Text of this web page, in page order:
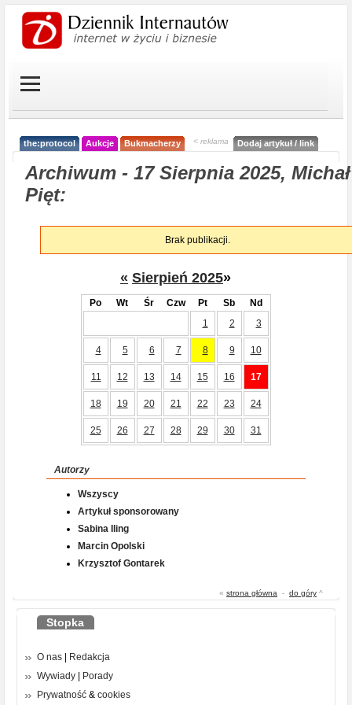
the:protocol Aukcje Bukmacherzy < reklama Dodaj artykuł / link
Archiwum - 17 Sierpnia 2025, Michał
Pięt:
Brak publikacji.
« Sierpień 2025»
Po Wt Śr Czw Pt Sb
Nd
1
2 3
4 5 6 7 8 9 10
11 12 13 14 15 16 17
18 19 20 21 22 23 24
25 26 27 28 29 30 31
Autorzy
Wszyscy
Artykuł sponsorowany
Sabina Iling
Marcin Opolski
Krzysztof Gontarek
« strona główna - do góry ^
Stopka
O nas
Redakcja
Wywiady
Porady
Prywatność & cookies